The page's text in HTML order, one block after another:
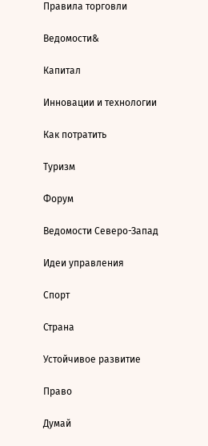
Правила торговли
Ведомости&
Капитал
Инновации и технологии
Как потратить
Туризм
Форум
Ведомости Северо-Запад
Идеи управления
Спорт
Страна
Устойчивое развитие
Право
Думай